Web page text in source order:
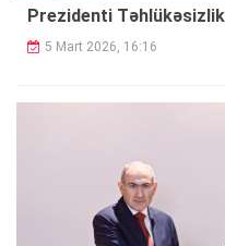
Prezidenti Təhlükəsizlik
5 Mart 2026, 16:16